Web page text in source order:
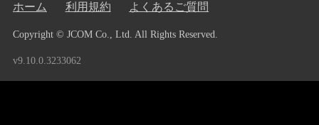
ホーム 利用規約 よくあるご質問
Copyright © JCOM Co., Ltd. All Rights Reserved.
v9.10.0.3233062